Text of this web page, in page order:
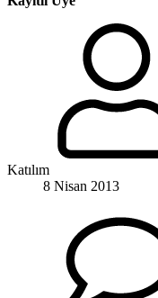
Katılım
8 Nisan 2013